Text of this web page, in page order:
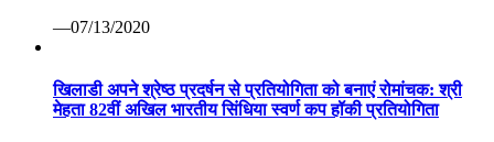
—07/13/2020
खिलाडी अपने श्रेष्ठ प्रदर्षन से प्रतियोगिता को बनाएं रोमांचक: श्री
मेहता 82वीं अखिल भारतीय सिंधिया स्वर्ण कप हॉकी प्रतियोगिता